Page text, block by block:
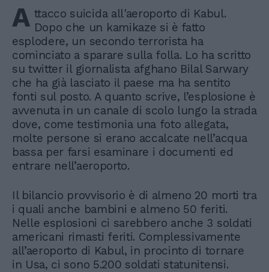
A ttacco suicida all'aeroporto di Kabul.
Dopo che un kamikaze si è fatto
esplodere, un secondo terrorista ha
cominciato a sparare sulla folla. Lo ha scritto
su twitter il giornalista afghano Bilal Sarwary
che ha già lasciato il paese ma ha sentito
fonti sul posto. A quanto scrive, l’esplosione è
avvenuta in un canale di scolo lungo la strada
dove, come testimonia una foto allegata,
molte persone si erano accalcate nell’acqua
bassa per farsi esaminare i documenti ed
entrare nell’aeroporto.
Il bilancio provvisorio è di almeno 20 morti tra
i quali anche bambini e almeno 50 feriti.
Nelle esplosioni ci sarebbero anche 3 soldati
americani rimasti feriti. Complessivamente
all’aeroporto di Kabul, in procinto di tornare
in Usa, ci sono 5.200 soldati statunitensi.